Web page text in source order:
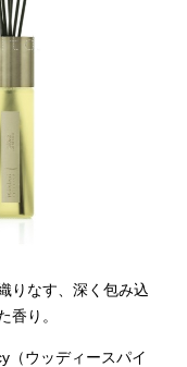
りなす、深く包み込
香り。
（ウッディースパイ